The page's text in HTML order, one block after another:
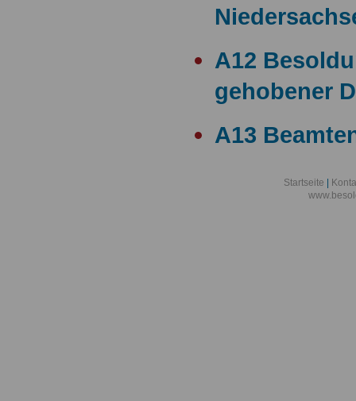
A12
gehobener
A13
A13
Startseite